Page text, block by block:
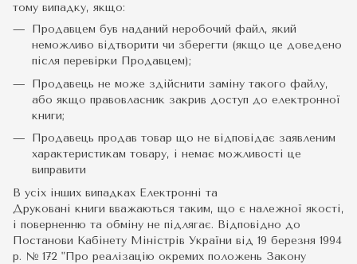
тому випадку, якщо:
Продавцем був наданий неробочий файл, який
неможливо відтворити чи зберегти (якщо це доведено
після перевірки Продавцем);
Продавець не може здійснити заміну такого файлу,
або якщо правовласник закрив доступ до електронної
книги;
Продавець продав товар що не відповідає заявленим
характеристикам товару, і немає можливості це
виправити
В усіх інших випадках Електронні та
Друковані книги вважаються таким, що є належної якості,
і поверненню та обміну не підлягає. Відповідно до
Постанови Кабінету Міністрів України від 19 березня 1994
р. № 172 "Про реалізацію окремих положень Закону